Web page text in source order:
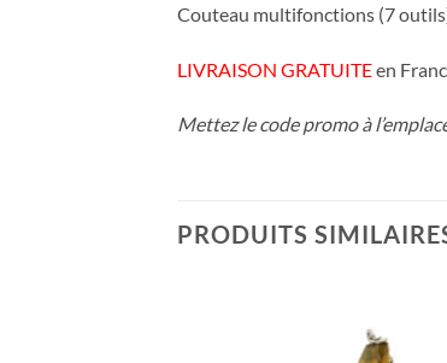
Couteau multifonctions (7 outils)
LIVRAISON GRATUITEen
Mettez le code promo à
PRODUITS